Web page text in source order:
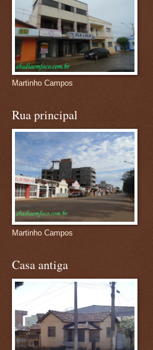
Martinho Campos
Rua principal
Martinho Campos
Casa antiga